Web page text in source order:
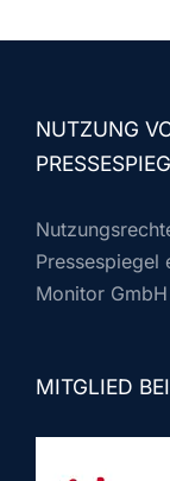
NUTZUNG
Pressespiegel
Monitor
MITGLIED BEI